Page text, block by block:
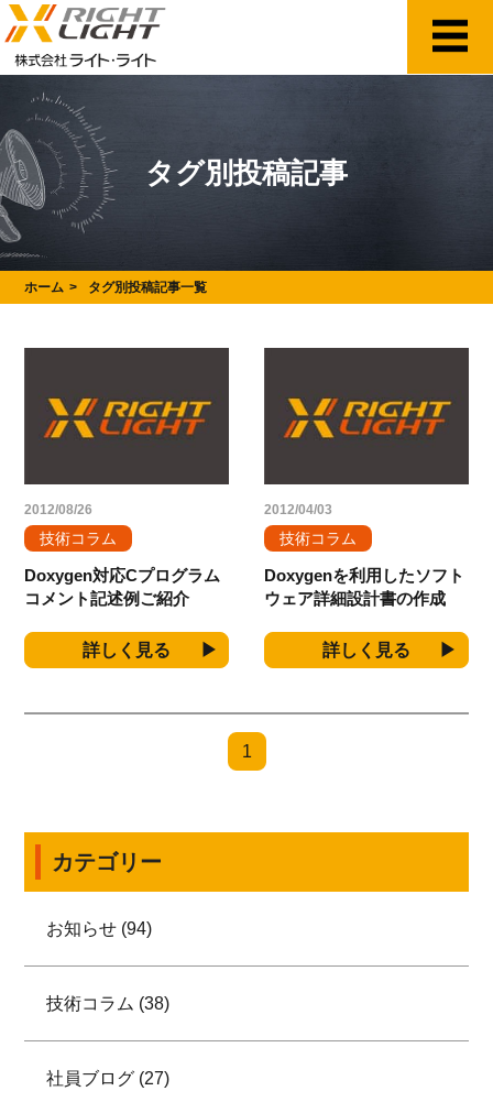
タグ別投稿記事
ホーム タグ別投稿記事一覧
2012/08/26
技術コラム
Doxygen対応Cプログラム
コメント記述例ご紹介
詳しく見る
2012/04/03
技術コラム
Doxygenを利用したソフト
ウェア詳細設計書の作成
詳しく見る
1
カテゴリー
お知らせ (94)
技術コラム (38)
社員ブログ (27)